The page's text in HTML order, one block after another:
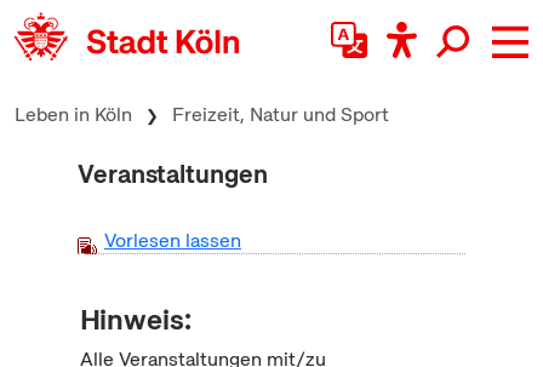
zum Inhalt springen
Leben in Köln Freizeit, Natur und Sport
Veranstaltungen
Vorlesen lassen
Hinweis:
Alle Veranstaltungen mit/zu